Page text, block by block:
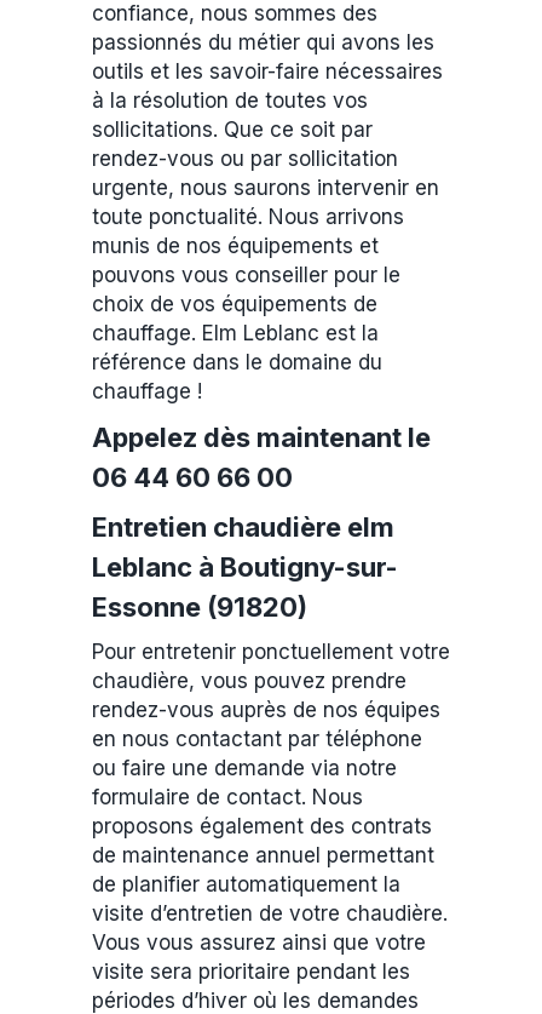
confiance, nous sommes des
passionnés du métier qui avons les
outils et les savoir-faire nécessaires
à la résolution de toutes vos
sollicitations. Que ce soit par
rendez-vous ou par sollicitation
urgente, nous saurons intervenir en
toute ponctualité. Nous arrivons
munis de nos équipements et
pouvons vous conseiller pour le
choix de vos équipements de
chauffage. Elm Leblanc est la
référence dans le domaine du
chauffage !
Appelez dès maintenant le
06 44 60 66 00
Entretien chaudière elm
Leblanc à Boutigny-sur-
Essonne (91820)
Pour entretenir ponctuellement votre
chaudière, vous pouvez prendre
rendez-vous auprès de nos équipes
en nous contactant par téléphone
ou faire une demande via notre
formulaire de contact. Nous
proposons également des contrats
de maintenance annuel permettant
de planifier automatiquement la
visite d’entretien de votre chaudière.
Vous vous assurez ainsi que votre
visite sera prioritaire pendant les
périodes d’hiver où les demandes